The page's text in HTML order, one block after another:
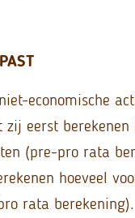
economische
eerst berekenen
(pre-pro rata
hoeveel
rata berekening).